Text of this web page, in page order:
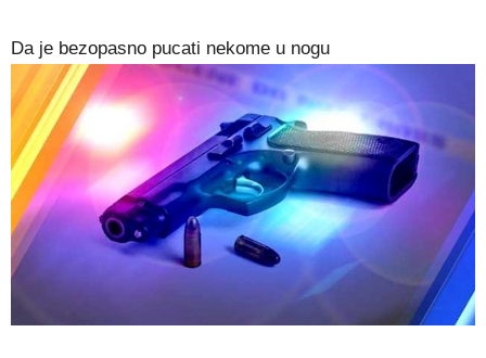
Da je bezopasno pucati nekome u nogu